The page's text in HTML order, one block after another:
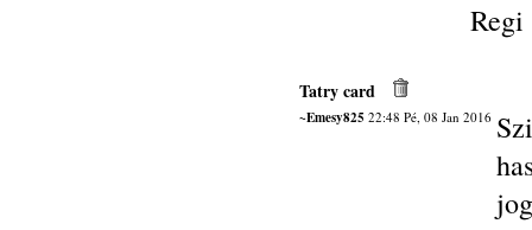
Regi
Tatry card
~Emesy825 22:48 Pé, 08 Jan 2016